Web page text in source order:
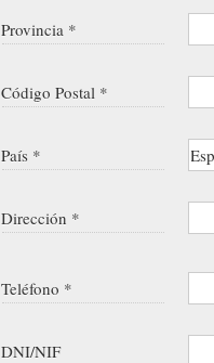
Provincia *
Código Postal *
País *
Dirección *
Teléfono *
DNI/NIF